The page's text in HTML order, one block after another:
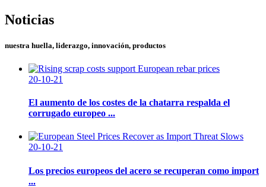
Noticias
nuestra huella, liderazgo, innovación, productos
20-10-21
El aumento de los costes de la chatarra respalda el
corrugado europeo ...
20-10-21
Los precios europeos del acero se recuperan como import
...